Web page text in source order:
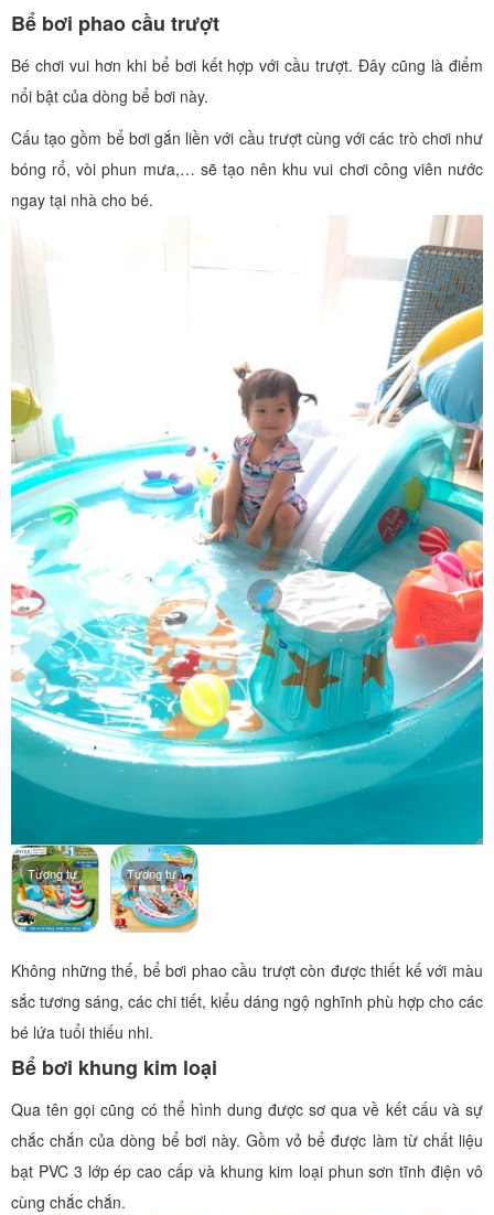
Bể bơi phao cầu trượt
Bé chơi vui hơn khi bể bơi kết hợp với cầu trượt. Đây cũng là điểm
nổi bật của dòng bể bơi này.
Cấu tạo gồm bể bơi gắn liền với cầu trượt cùng với các trò chơi như
bóng rổ, vòi phun mưa,… sẽ tạo nên khu vui chơi công viên nước
ngay tại nhà cho bé.
Tương tự Tương tự
Không những thế, bể bơi phao cầu trượt còn được thiết kế với màu
sắc tương sáng, các chi tiết, kiểu dáng ngộ nghĩnh phù hợp cho các
bé lứa tuổi thiếu nhi.
Bể bơi khung kim loại
Qua tên gọi cũng có thể hình dung được sơ qua về kết cấu và sự
chắc chắn của dòng bể bơi này. Gồm vỏ bể được làm từ chất liệu
bạt PVC 3 lớp ép cao cấp và khung kim loại phun sơn tĩnh điện vô
cùng chắc chắn.